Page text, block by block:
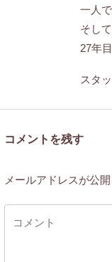
一人
そして
27年
スタ
コメントを残す
メールアドレスが公